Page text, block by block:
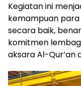
Kegiatan ini
kemampuan
secara baik,
komitmen
aksara Al-Qur’an